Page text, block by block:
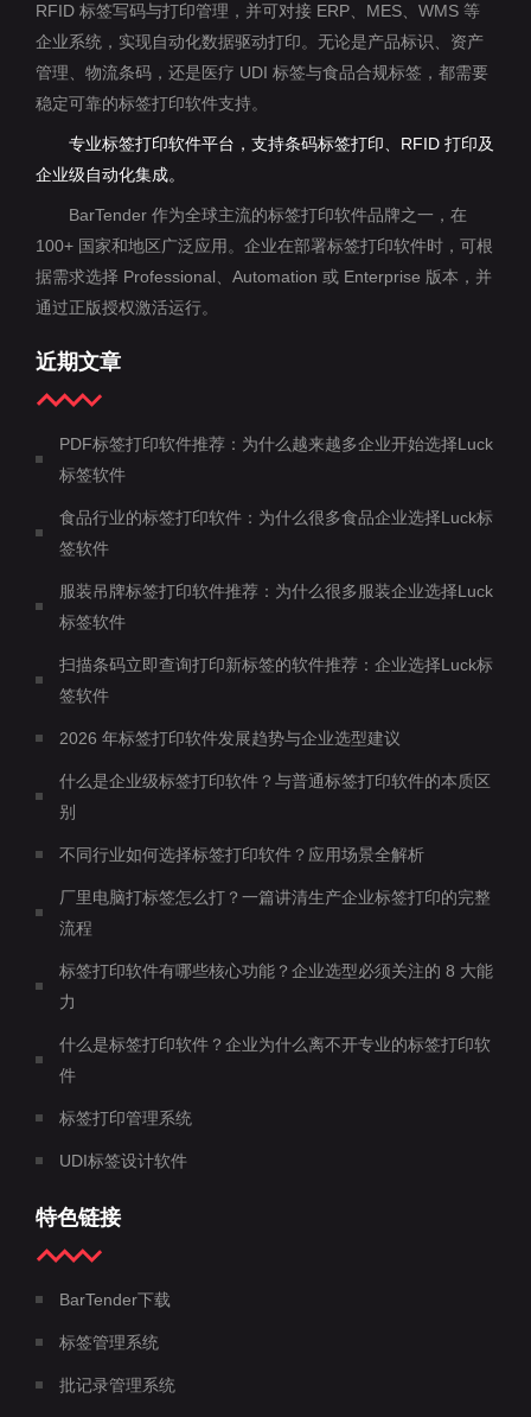
RFID 标签写码与打印管理，并可对接 ERP、MES、WMS 等
企业系统，实现自动化数据驱动打印。无论是产品标识、资产
管理、物流条码，还是医疗 UDI 标签与食品合规标签，都需要
稳定可靠的标签打印软件支持。
专业标签打印软件平台，支持条码标签打印、RFID 打印及
企业级自动化集成。
BarTender 作为全球主流的标签打印软件品牌之一，在
100+ 国家和地区广泛应用。企业在部署标签打印软件时，可根
据需求选择 Professional、Automation 或 Enterprise 版本，并
通过正版授权激活运行。
近期文章
PDF标签打印软件推荐：为什么越来越多企业开始选择Luck
标签软件
食品行业的标签打印软件：为什么很多食品企业选择Luck标
签软件
服装吊牌标签打印软件推荐：为什么很多服装企业选择Luck
标签软件
扫描条码立即查询打印新标签的软件推荐：企业选择Luck标
签软件
2026 年标签打印软件发展趋势与企业选型建议
什么是企业级标签打印软件？与普通标签打印软件的本质区
别
不同行业如何选择标签打印软件？应用场景全解析
厂里电脑打标签怎么打？一篇讲清生产企业标签打印的完整
流程
标签打印软件有哪些核心功能？企业选型必须关注的 8 大能
力
什么是标签打印软件？企业为什么离不开专业的标签打印软
件
标签打印管理系统
UDI标签设计软件
特色链接
BarTender下载
标签管理系统
批记录管理系统